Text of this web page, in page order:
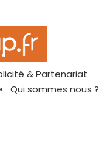
& Partenariat
Qui sommes nous ?